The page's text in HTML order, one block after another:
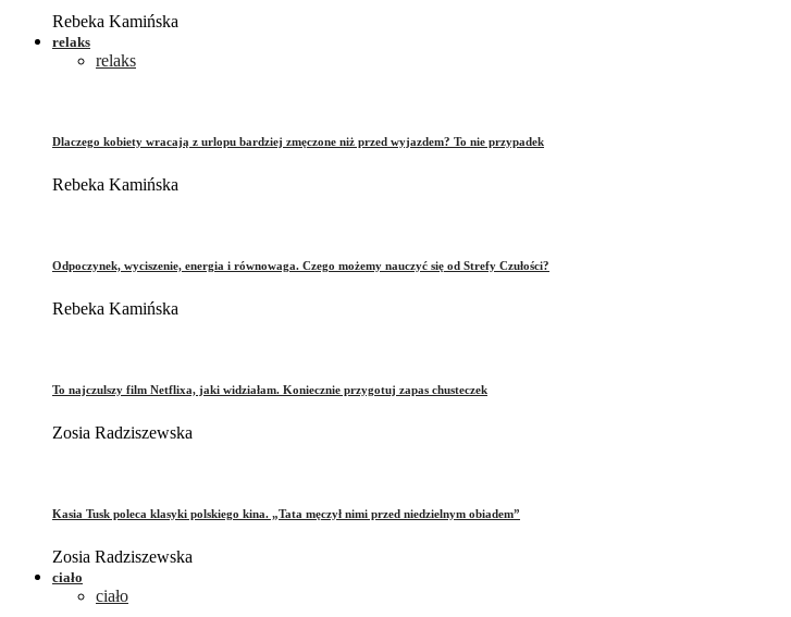
Rebeka Kamińska
relaks
relaks
Dlaczego kobiety wracają z urlopu bardziej zmęczone niż przed wyjazdem? To nie przypadek
Rebeka Kamińska
Odpoczynek, wyciszenie, energia i równowaga. Czego możemy nauczyć się od Strefy Czułości?
Rebeka Kamińska
To najczulszy film Netflixa, jaki widziałam. Koniecznie przygotuj zapas chusteczek
Zosia Radziszewska
Kasia Tusk poleca klasyki polskiego kina. „Tata męczył nimi przed niedzielnym obiadem”
Zosia Radziszewska
ciało
ciało